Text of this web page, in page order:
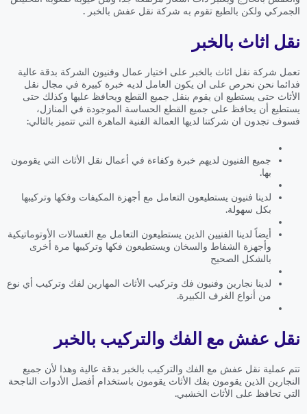
الجمركي ولكن بالطبع تقوم به شركة نقل عفش بالخبر .
نقل اثاث بالخبر
تعمل شركة نقل اثاث بالخبر على اختيار عمال وفنيون الشركة بدقة عالية
فدائما نحن نحرص على ان يكون العامل لديه خبرة كبيرة في مجال نقل
الأثاث حتى يستطيع ان يقوم بنقل جميع القطع ويحافظ عليها وكذلك حتى
يستطيع أن يحافظ على جميع القطع الحساسة الموجودة في المنازل،
فسوف تجدون ان شركتنا لديها العمالة الفنية الماهرة التي تتميز بالتالي:
جميع الفنيون لديهم خبرة وكفاءة في أعمال نقل الأثاث التي يقومون
بها.
لدينا فنيون يستطيعون التعامل مع أجهزة المكيفات وفكها وتركيبها
بكل سهولة.
أيضاً لدينا الفنيين الذين يستطيعون التعامل مع الغسالات الأوتوماتيكية
وأجهزة الشفاط والسخان ويستطيعون فكها وتركيبها مرة أخرى
بالشكل الصحيح
لدينا نجارين وفنيون فك وتركيب الأثاث المهارين لفك وتركيب أي نوع
من أنواع الغرف الكبيرة.
نقل عفش مع الفك والتركيب بالخبر
تتم عملية نقل عفش مع الفك والتركيب بالخبر بدقة عالية وهذا لأن جميع
النجارين الذين يقومون بفك الأثاث يقومون باستخدام أفضل الأدوات الناجحة
التي تحافظ على الأثاث الخشبي.